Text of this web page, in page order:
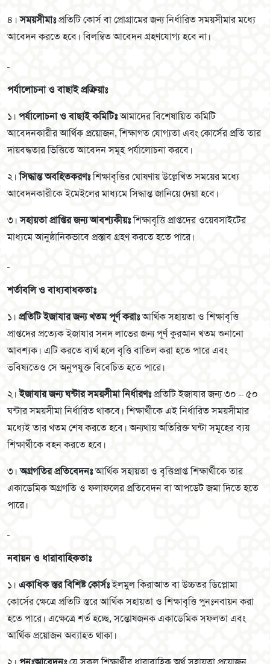
৪।সময়সীমাঃপ্রতিটি কোর্স বা প্রোগ্রামের জন্য নির্ধারিত সময়সীমার মধ্যে
আবেদন করতে হবে। বিলম্বিত আবেদন গ্রহণযোগ্য হবে না।
পর্যালোচনা ও বাছাই প্রক্রিয়াঃ
১। পর্যালোচনা ও বাছাই কমিটিঃআমাদের বিশেষায়িত কমিটি
আবেদনকারীর আর্থিক প্রয়োজন, শিক্ষাগত যোগ্যতা এবং কোর্সের প্রতি তার
দায়বদ্ধতার ভিত্তিতে আবেদন সমূহ পর্যালোচনা করবে।
২।সিদ্ধান্ত অবহিতকরণঃশিক্ষাবৃত্তির ঘোষণায় উল্লেখিত সময়ের মধ্যে
আবেদনকারীকে ইমেইলের মাধ্যমে সিদ্ধান্ত জানিয়ে দেয়া হবে।
৩।সহায়তা প্রাপ্তির জন্য আবশ্যকীয়ঃশিক্ষাবৃত্তি প্রাপ্তদের ওয়েবসাইটের
মাধ্যমে আনুষ্ঠানিকভাবে প্রস্তাব গ্রহণ করতে হতে পারে।
শর্তাবলি ও বাধ্যবাধকতাঃ
১। প্রতিটি ইজাযার জন্য খতম পূর্ণ করাঃআর্থিক সহায়তা ও শিক্ষাবৃত্তি
প্রাপ্তদের প্রত্যেক ইজাযার সনদ লাভের জন্য পূর্ণ কুরআন খতম শুনানো
আবশ্যক। এটি করতে ব্যর্থ হলে বৃত্তি বাতিল করা হতে পারে এবং
ভবিষ্যতেও সে অনুপযুক্ত বিবেচিত হতে পারে।
২।ইজাযার জন্য ঘন্টার সময়সীমা নির্ধারণঃপ্রতিটি ইজাযার জন্য ৩০ – ৫০
ঘন্টার সময়সীমা নির্ধারিত থাকবে। শিক্ষার্থীকে এই নির্ধারিত সময়সীমার
মধ্যেই তার খতম শেষ করতে হবে। অন্যথায় অতিরিক্ত ঘন্টা সমূহের ব্যয়
শিক্ষার্থীকে বহন করতে হবে।
৩।অগ্রগতির প্রতিবেদনঃআর্থিক সহায়তা ও বৃত্তিপ্রাপ্ত শিক্ষার্থীকে তার
একাডেমিক অগ্রগতি ও ফলাফলের প্রতিবেদন বা আপডেট জমা দিতে হতে
পারে।
নবায়ন ও ধারাবাহিকতাঃ
১। একাধিক স্তর বিশিষ্ট কোর্সঃইলমুল কিরাআত বা উচ্চতর ডিপ্লোমা
কোর্সের ক্ষেত্রে প্রতিটি স্তরে আর্থিক সহায়তা ও শিক্ষাবৃত্তি পুনঃনবায়ন করা
হতে পারে। এক্ষেত্রে শর্ত হচ্ছে, সন্তোষজনক একাডেমিক সফলতা এবং
আর্থিক প্রয়োজন অব্যাহত থাকা।